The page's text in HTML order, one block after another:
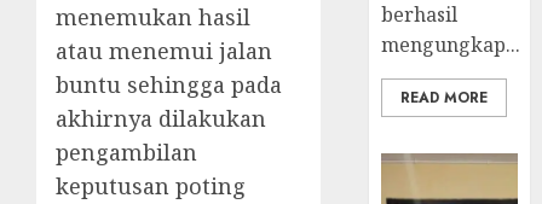
menemukan hasil
atau menemui jalan
buntu sehingga pada
akhirnya dilakukan
pengambilan
keputusan poting
berhasil
mengungkap...
READ MORE